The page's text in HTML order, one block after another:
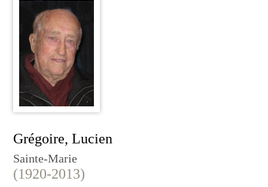
Grégoire, Lucien
Sainte-Marie
(1920-2013)